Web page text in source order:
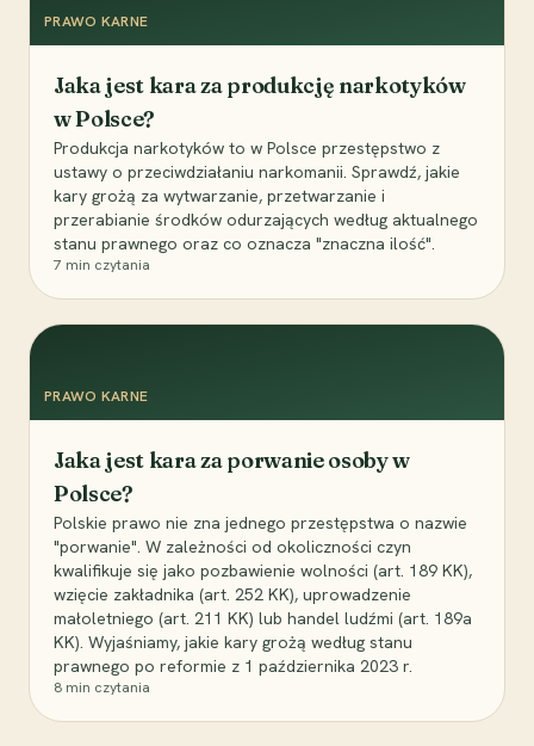
PRAWO KARNE
Jaka jest kara za produkcję narkotyków
w Polsce?
Produkcja narkotyków to w Polsce przestępstwo z
ustawy o przeciwdziałaniu narkomanii. Sprawdź, jakie
kary grożą za wytwarzanie, przetwarzanie i
przerabianie środków odurzających według aktualnego
stanu prawnego oraz co oznacza "znaczna ilość".
7 min czytania
PRAWO KARNE
Jaka jest kara za porwanie osoby w
Polsce?
Polskie prawo nie zna jednego przestępstwa o nazwie
"porwanie". W zależności od okoliczności czyn
kwalifikuje się jako pozbawienie wolności (art. 189 KK),
wzięcie zakładnika (art. 252 KK), uprowadzenie
małoletniego (art. 211 KK) lub handel ludźmi (art. 189a
KK). Wyjaśniamy, jakie kary grożą według stanu
prawnego po reformie z 1 października 2023 r.
8 min czytania